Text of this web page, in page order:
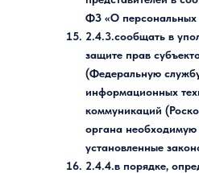
ФЗ «О персональных
2.4.3.сообщать в
защите прав
(Федеральную
информационных
коммуникаций
органа
установленные
2.4.4.в порядке,